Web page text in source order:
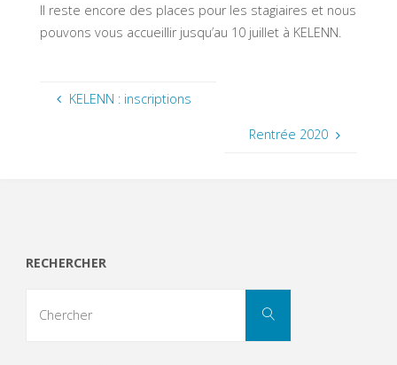
Il reste encore des places pour les stagiaires et nous
pouvons vous accueillir jusqu’au 10 juillet à KELENN.
KELENN : inscriptions
Rentrée 2020
RECHERCHER
Chercher